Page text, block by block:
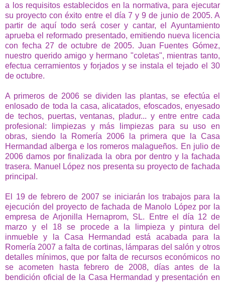
a los requisitos establecidos en la normativa, para ejecutar
su proyecto con éxito entre el día 7 y 9 de junio de 2005. A
partir de aquí todo será coser y cantar, el Ayuntamiento
aprueba el reformado presentado, emitiendo nueva licencia
con fecha 27 de octubre de 2005. Juan Fuentes Gómez,
nuestro querido amigo y hermano "coletas", mientras tanto,
efectua cerramientos y forjados y se instala el tejado el 30
de octubre.
A primeros de 2006 se dividen las plantas, se efectúa el
enlosado de toda la casa, alicatados, efoscados, enyesado
de techos, puertas, ventanas, pladur... y entre entre cada
profesional: limpiezas y más limpiezas para su uso en
obras, siendo la Romería 2006 la primera que la Casa
Hermandad alberga e los romeros malagueños. En julio de
2006 damos por finalizada la obra por dentro y la fachada
trasera. Manuel López nos presenta su proyecto de fachada
principal.
El 19 de febrero de 2007 se iniciarán los trabajos para la
ejecución del proyecto de fachada de Manolo López por la
empresa de Arjonilla Hernaprom, SL. Entre el día 12 de
marzo y el 18 se procede a la limpieza y pintura del
inmueble y la Casa Hermandad está acabada para la
Romería 2007 a falta de cortinas, lámparas del salón y otros
detalles mínimos, que por falta de recursos económicos no
se acometen hasta febrero de 2008, días antes de la
bendición oficial de la Casa Hermandad y presentación en